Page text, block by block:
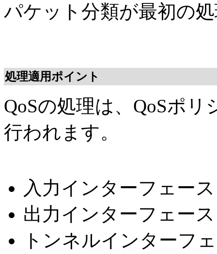
パケット分類が最初の
処理適用ポイント
QoSの処理は、QoSポ
行われます。
入力インターフェー
出力インターフェー
トンネルインターフ